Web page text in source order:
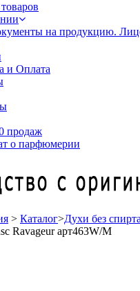
на продукцию.
и Оплата
продаж
о парфюмерии
> Каталог>Духи без
Ravageur арт463W/M